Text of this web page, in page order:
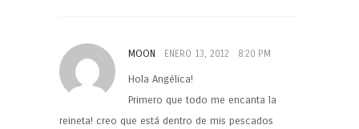
MOON ENERO 13, 2012 8:20 PM
Hola Angélica!
Primero que todo me encanta la
reineta! creo que está dentro de mis pescados